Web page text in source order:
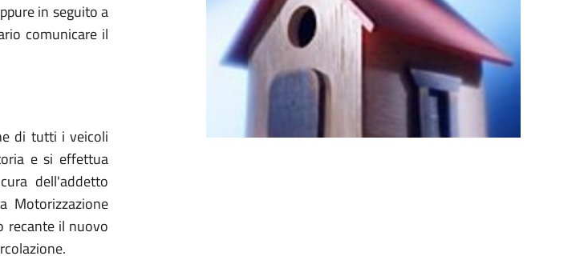
in seguito a
comunicare il
di tutti i veicoli
e si effettua
dell'addetto
Motorizzazione
recante il nuovo